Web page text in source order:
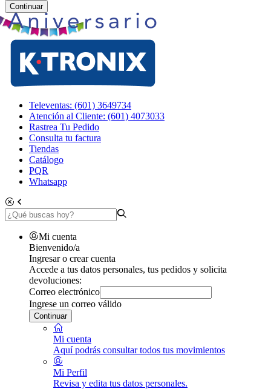
Continuar
Televentas: (601) 3649734
Atención al Cliente: (601) 4073033
Rastrea Tu Pedido
Consulta tu factura
Tiendas
Catálogo
PQR
Whatsapp
Mi cuenta
Bienvenido/a
Ingresar o crear cuenta
Accede a tus datos personales, tus pedidos y solicita
devoluciones:
Correo electrónico
Ingrese un correo válido
Continuar
Mi cuenta
Aquí podrás consultar todos tus movimientos
Mi Perfil
Revisa y edita tus datos personales.